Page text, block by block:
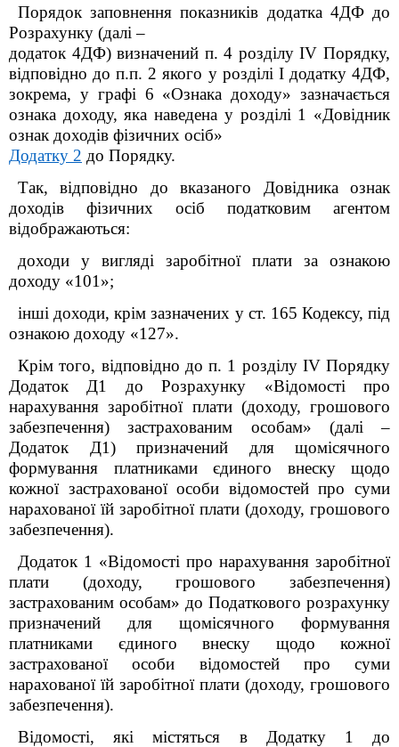
Порядок заповнення показників додатка 4ДФ до
Розрахунку (далі –
додаток 4ДФ) визначений п. 4 розділу IV Порядку,
відповідно до п.п. 2 якого у розділі I додатку 4ДФ,
зокрема, у графі 6 «Ознака доходу» зазначається
ознака доходу, яка наведена у розділі 1 «Довідник
ознак доходів фізичних осіб»
Додатку 2 до Порядку.
Так, відповідно до вказаного Довідника ознак
доходів фізичних осіб податковим агентом
відображаються:
доходи у вигляді заробітної плати за ознакою
доходу «101»;
інші доходи, крім зазначених у ст. 165 Кодексу, під
ознакою доходу «127».
Крім того, відповідно до п. 1 розділу IV Порядку
Додаток Д1 до Розрахунку «Відомості про
нарахування заробітної плати (доходу, грошового
забезпечення) застрахованим особам» (далі –
Додаток Д1) призначений для щомісячного
формування платниками єдиного внеску щодо
кожної застрахованої особи відомостей про суми
нарахованої їй заробітної плати (доходу, грошового
забезпечення).
Додаток 1 «Відомості про нарахування заробітної
плати (доходу, грошового забезпечення)
застрахованим особам» до Податкового розрахунку
призначений для щомісячного формування
платниками єдиного внеску щодо кожної
застрахованої особи відомостей про суми
нарахованої їй заробітної плати (доходу, грошового
забезпечення).
Відомості, які містяться в Додатку 1 до